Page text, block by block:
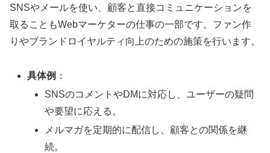
SNSやメールを使い、顧客と直接コミュニケーションを
取ることもWebマーケターの仕事の一部です。ファン作
りやブランドロイヤルティ向上のための施策を行います。
具体例 ：
SNSのコメントやDMに対応し、ユーザーの疑問
や要望に応える。
メルマガを定期的に配信し、顧客との関係を継
続。